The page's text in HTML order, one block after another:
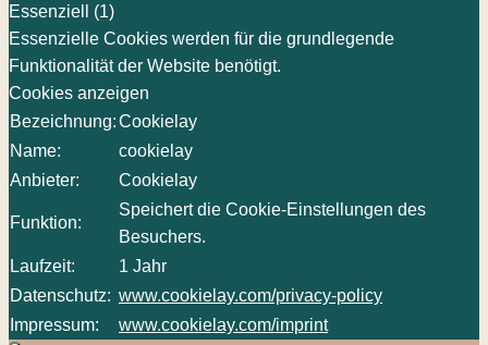
Essenziell (1)
Essenzielle Cookies werden für die grundlegende
Funktionalität der Website benötigt.
Cookies anzeigen
Bezeichnung:Cookielay
Name:
cookielay
Anbieter:
Cookielay
Funktion:
Speichert die Cookie-Einstellungen des
Besuchers.
Laufzeit:
1 Jahr
Datenschutz: www.cookielay.com/privacy-policy
Impressum:
www.cookielay.com/imprint